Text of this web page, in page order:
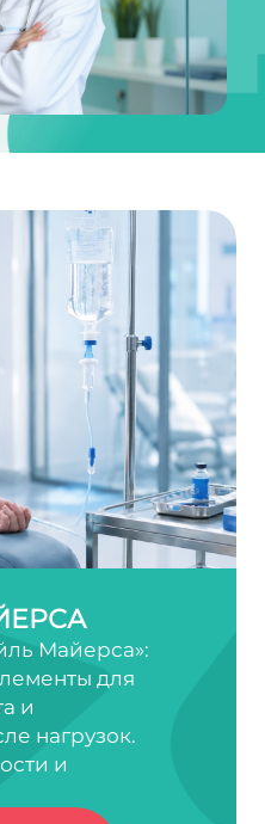
Майерса»:
для
и
нагрузок.
и